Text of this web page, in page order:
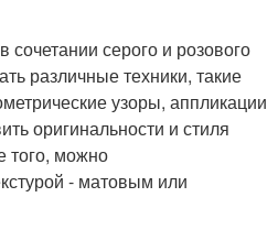
серого и розового
различные техники, такие
узоры, аппликации
оригинальности и стиля
того, можно
- матовым или